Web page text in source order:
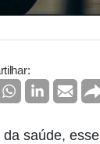
saúde, esse